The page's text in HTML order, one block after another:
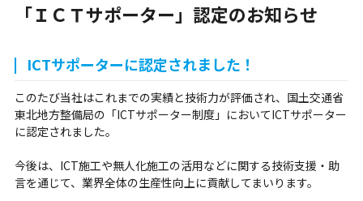
北海道 東北 関東
中部 関西
九州・沖縄（外部）
「ＩＣＴサポーター」認定のお知らせ
ICTサポーターに認定されました！
このたび当社はこれまでの実績と技術力が評価され、国土交通省
東北地方整備局の「ICTサポーター制度」においてICTサポーター
に認定されました。
今後は、ICT施工や無人化施工の活用などに関する技術支援・助
言を通じて、業界全体の生産性向上に貢献してまいります。